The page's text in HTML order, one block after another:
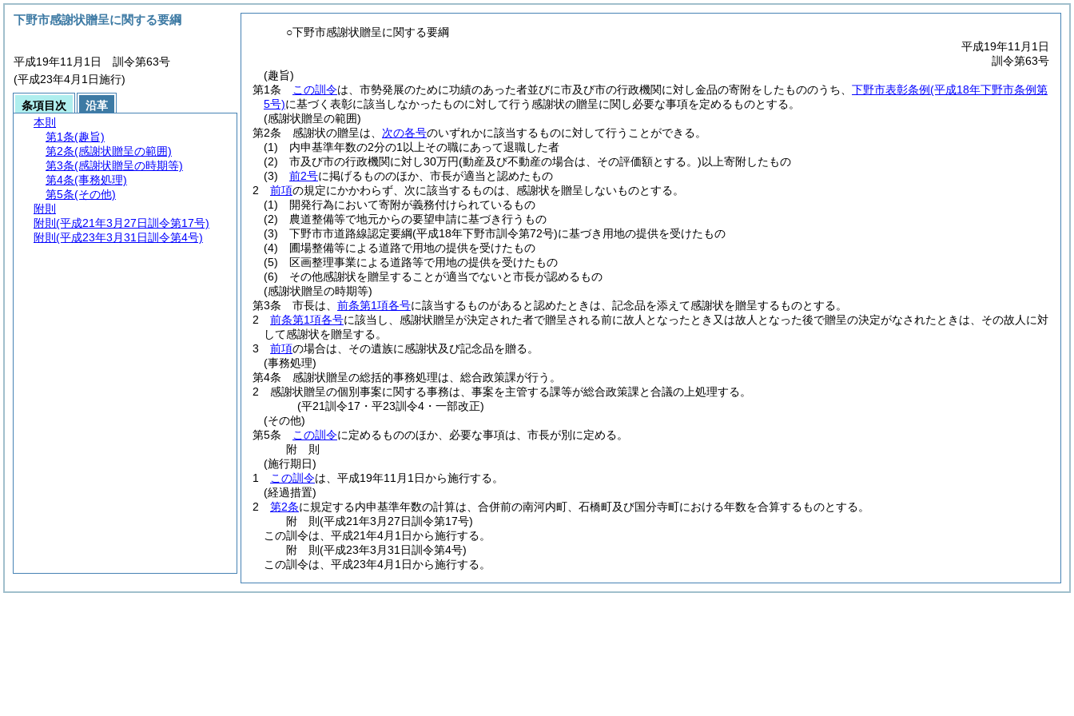
○下野市感謝状贈呈に関する要綱
平成19年11月1日
訓令第63号
(趣旨)
第1条
この訓令は、市勢発展のために功績のあった者並びに市及び市の行政機関に対し金品の寄附をしたもののうち、 下野市表彰条例(平成18年下野市条例第
5号)に基づく表彰に該当しなかったものに対して行う感謝状の贈呈に関し必要な事項を定めるものとする。
(感謝状贈呈の範囲)
第2条
感謝状の贈呈は、 次の各号のいずれかに該当するものに対して行うことができる。
(1)
内申基準年数の2分の1以上その職にあって退職した者
(2)
市及び市の行政機関に対し30万円(動産及び不動産の場合は、その評価額とする。)以上寄附したもの
(3)
前2号に掲げるもののほか、市長が適当と認めたもの
2
前項の規定にかかわらず、次に該当するものは、感謝状を贈呈しないものとする。
(1)
開発行為において寄附が義務付けられているもの
(2)
農道整備等で地元からの要望申請に基づき行うもの
(3)
下野市市道路線認定要綱(平成18年下野市訓令第72号)に基づき用地の提供を受けたもの
(4)
圃場整備等による道路で用地の提供を受けたもの
(5)
区画整理事業による道路等で用地の提供を受けたもの
(6)
その他感謝状を贈呈することが適当でないと市長が認めるもの
(感謝状贈呈の時期等)
第3条
市長は、 前条第1項各号に該当するものがあると認めたときは、記念品を添えて感謝状を贈呈するものとする。
2
前条第1項各号に該当し、感謝状贈呈が決定された者で贈呈される前に故人となったとき又は故人となった後で贈呈の決定がなされたときは、その故人に対
して感謝状を贈呈する。
3
前項の場合は、その遺族に感謝状及び記念品を贈る。
(事務処理)
第4条
感謝状贈呈の総括的事務処理は、総合政策課が行う。
2
感謝状贈呈の個別事案に関する事務は、事案を主管する課等が総合政策課と合議の上処理する。
(平21訓令17・平23訓令4・一部改正)
(その他)
第5条
この訓令に定めるもののほか、必要な事項は、市長が別に定める。
附 則
(施行期日)
1
この訓令は、平成19年11月1日から施行する。
(経過措置)
2
第2条に規定する内申基準年数の計算は、合併前の南河内町、石橋町及び国分寺町における年数を合算するものとする。
附 則(平成21年3月27日訓令第17号)
この訓令は、平成21年4月1日から施行する。
附 則(平成23年3月31日訓令第4号)
この訓令は、平成23年4月1日から施行する。
下野市感謝状贈呈に関する要綱
平成19年11月1日 訓令第63号
(平成23年4月1日施行)
条項目次
沿革
本則
第1条(趣旨)
第2条(感謝状贈呈の範囲)
第3条(感謝状贈呈の時期等)
第4条(事務処理)
第5条(その他)
附則
附則 (平成21年3月27日訓令第17号)
附則 (平成23年3月31日訓令第4号)